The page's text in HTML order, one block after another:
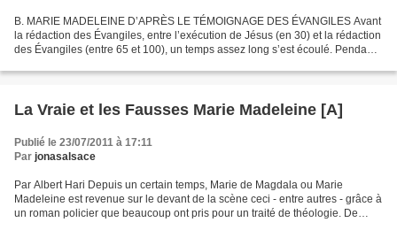
B. MARIE MADELEINE D’APRÈS LE TÉMOIGNAGE DES ÉVANGILES Avant
la rédaction des Évangiles, entre l’exécution de Jésus (en 30) et la rédaction
des Évangiles (entre 65 et 100), un temps assez long s’est écoulé. Pendant
La Vraie et les Fausses Marie Madeleine [A]
Publié le 23/07/2011 à 17:11
Par jonasalsace
Par Albert Hari Depuis un certain temps, Marie de Magdala ou Marie
Madeleine est revenue sur le devant de la scène ceci - entre autres - grâce à
un roman policier que beaucoup ont pris pour un traité de théologie. De